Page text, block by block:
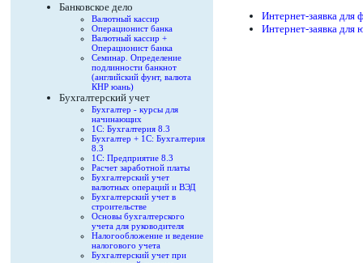
Банковское дело
Валютный кассир
Операционист банка
Валютный кассир +
Операционист банка
Семинар. Определение
подлинности банкнот
(английский фунт, валюта
КНР юань)
Бухгалтерский учет
Бухгалтер - курсы для
начинающих
1С: Бухгалтерия 8.3
Бухгалтер + 1С: Бухгалтерия
8.3
1С: Предприятие 8.3
Расчет заработной платы
Бухгалтерский учет
валютных операций и ВЭД
Бухгалтерский учет в
строительстве
Основы бухгалтерского
учета для руководителя
Налогообложение и ведение
налогового учета
Бухгалтерский учет при
Интернет-заявка для
Интернет-заявка для